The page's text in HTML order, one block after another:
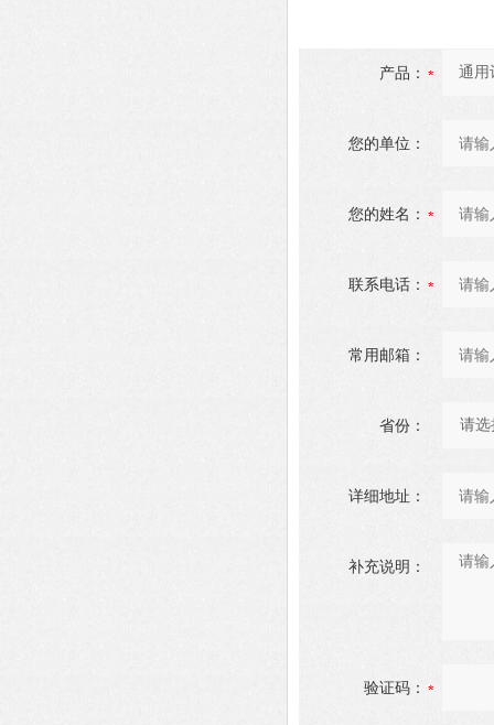
产品：
您的单位：
您的姓名：
联系电话：
常用邮箱：
省份：
详细地址：
补充说明：
验证码：